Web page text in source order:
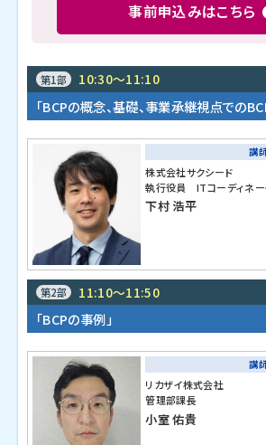
事前申込みはこちら
第1部 10:30～11:10
「BCPの概念、基礎、事業承継視点での
講
株式会社サクシード
執行役員 ITコーディネー
下村 浩平
第2部 11:10～11:50
「BCPの事例」
講
リカザイ株式会社
管理部課長
小室 佑貴